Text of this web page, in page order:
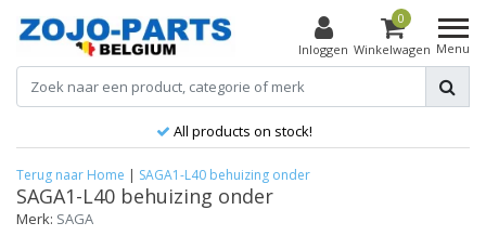
Inloggen
0
Winkelwagen Menu
All products on stock!
Terug naar Home | SAGA1-L40 behuizing onder
SAGA1-L40 behuizing onder
Merk: SAGA